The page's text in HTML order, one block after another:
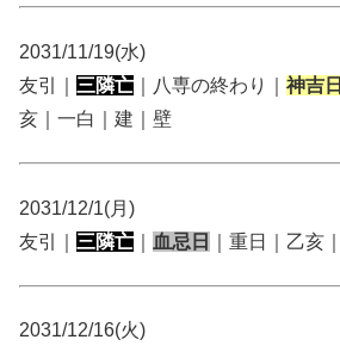
2031/11/19(水)
友引｜ 三隣亡 ｜八専の終わり｜ 神吉日
亥｜一白｜建｜壁
2031/12/1(月)
友引｜ 三隣亡 血忌日 ｜重日｜乙亥
2031/12/16(火)